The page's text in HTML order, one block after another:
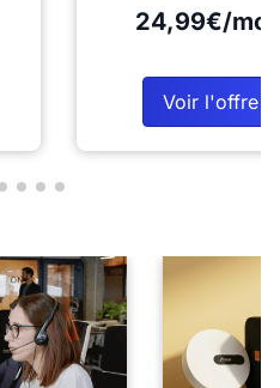
24,99€/
Voir l'offre